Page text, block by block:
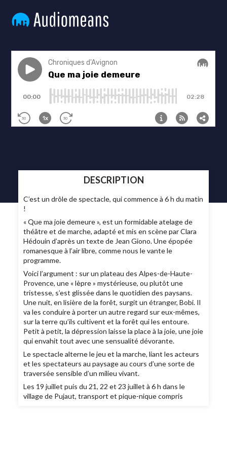
DESCRIPTION
C’est un drôle de spectacle, qui commence à 6 h du matin
!
« Que ma joie demeure », est un formidable atelage de
théâtre et de marche, adapté et mis en scène par Clara
Hédouin d’après un texte de Jean Giono. Une épopée
romanesque à l’air libre, comme nous le vante le
programme.
Voici l’argument : sur un plateau des Alpes-de-Haute-
Provence, une « lèpre » mystérieuse, ou plutôt une
tristesse, s’est glissée dans le quotidien des paysans.
Une nuit, en lisière de la forêt, surgit un étranger, Bobi. Il
va les conduire à porter un autre regard sur eux-mêmes,
sur la terre qu’ils cultivent et la forêt qui les entoure.
Petit à petit, la dépression laisse la place à la joie, une joie
qui envahit tout avec une sensualité dévorante.
Le spectacle alterne le jeu et la marche, liant les acteurs
et les spectateurs au paysage au cours d’une sorte de
traversée sensible d’un milieu vivant.
Les 19 juillet puis du 21, 22 et 23 juillet à 6 h dans le
village de Pujaut, transport et pique-nique compris